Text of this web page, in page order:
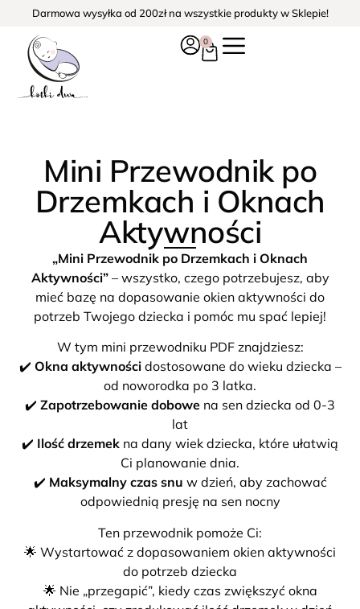
Darmowa wysyłka od 200zł na wszystkie produkty w Sklepie!
0
Mini Przewodnik po
Drzemkach i Oknach
Aktywności
„Mini Przewodnik po Drzemkach i Oknach
Aktywności”– wszystko, czego potrzebujesz, aby
mieć bazę na dopasowanie okien aktywności do
potrzeb Twojego dziecka i pomóc mu spać lepiej!
W tym mini przewodniku PDF znajdziesz:
✔️ Okna aktywnościdostosowane do wieku dziecka –
od noworodka po 3 latka.
✔️ Zapotrzebowanie dobowe na sen dziecka od 0-3
lat
✔️ Ilość drzemek na dany wiek dziecka, które ułatwią
Ci planowanie dnia.
✔️ Maksymalny czas snu w dzień, aby zachować
odpowiednią presję na sen nocny
Ten przewodnik pomoże Ci:
🌟 Wystartować z dopasowaniem okien aktywności
do potrzeb dziecka
🌟 Nie „przegapić”, kiedy czas zwiększyć okna